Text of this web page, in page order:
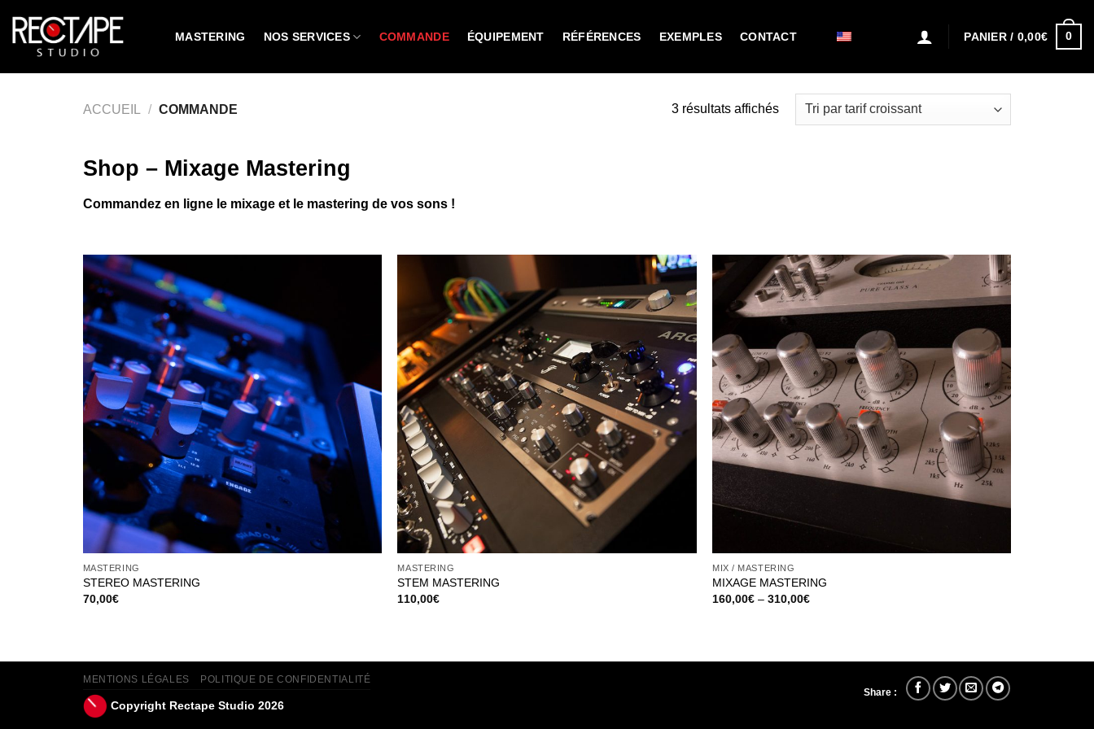
contenu
MASTERING NOS SERVICES COMMANDE ÉQUIPEMENT RÉFÉRENCES EXEMPLES CONTACT PANIER / 0,00€ 0
ACCUEIL / COMMANDE 3 résultats affichés
Shop – Mixage Mastering
Commandez en ligne le mixage et le mastering de vos sons !
MASTERING
STEREO MASTERING
70,00€
MASTERING
STEM MASTERING
110,00€
MIX / MASTERING
MIXAGE MASTERING
160,00€ –310,00€
Share :
MENTIONS LÉGALES POLITIQUE DE CONFIDENTIALITÉ
Copyright Rectape Studio 2026